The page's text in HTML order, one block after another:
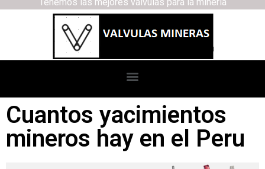
Cuantos yacimientos
mineros hay en el Peru